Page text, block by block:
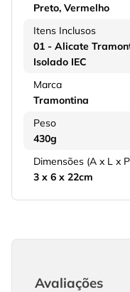
Preto Vermelho
Itens Inclusos
01 - Alicate
Isolado IEC
Marca
Tramontina
Peso
430g
Dimensões (A x L x
3 x 6 x 22cm
Avaliações